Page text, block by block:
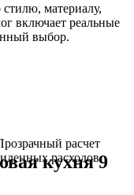
материалу,
включает реальные
выбор.
расчет
расходов.
кухня 9